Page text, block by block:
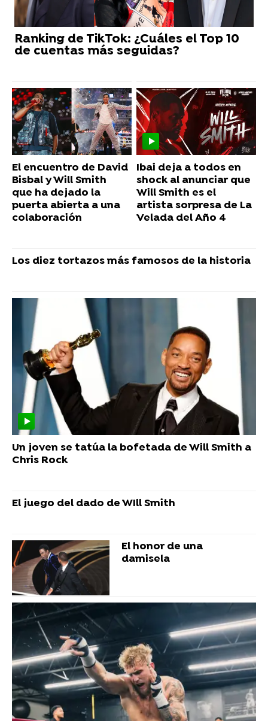
Ranking de TikTok: ¿Cuáles el Top 10
de cuentas más seguidas?
El encuentro de David
Bisbal y Will Smith
que ha dejado la
puerta abierta a una
colaboración
Ibai deja a todos en
shock al anunciar que
Will Smith es el
artista sorpresa de La
Velada del Año 4
Los diez tortazos más famosos de la historia
Un joven se tatúa la bofetada de Will Smith a
Chris Rock
El juego del dado de WIll Smith
El honor de una
damisela